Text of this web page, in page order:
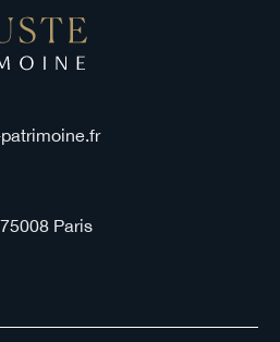
Paris